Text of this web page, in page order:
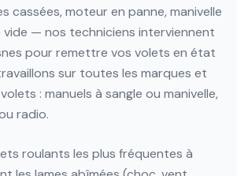
cassées, moteur en panne, manivelle
vide — nos techniciens interviennent
pour remettre vos volets en état
sur toutes les marques et
: manuels à sangle ou manivelle,
radio.
roulants les plus fréquentes à